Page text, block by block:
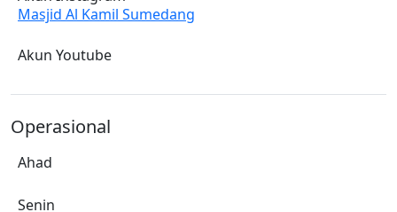
Masjid Al Kamil Sumedang
Akun Youtube
Operasional
Ahad
Senin